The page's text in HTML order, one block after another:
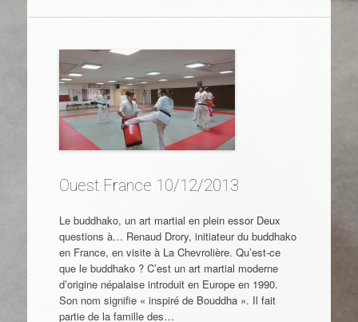
Ouest France 10/12/2013
Le buddhako, un art martial en plein essor Deux
questions à… Renaud Drory, initiateur du buddhako
en France, en visite à La Chevrolière. Qu’est-ce
que le buddhako ? C’est un art martial moderne
d’origine népalaise introduit en Europe en 1990.
Son nom signifie « inspiré de Bouddha ». Il fait
partie de la famille des…